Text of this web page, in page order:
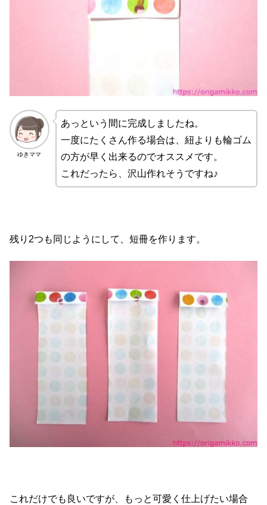
ゆきママ
あっという間に完成しましたね。
一度にたくさん作る場合は、紐よりも輪ゴム
の方が早く出来るのでオススメです。
これだったら、沢山作れそうですね♪
残り2つも同じようにして、短冊を作ります。
これだけでも良いですが、もっと可愛く仕上げたい場合